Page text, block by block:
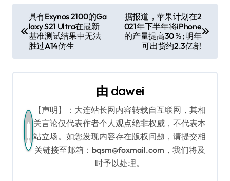
章
导
航
具有Exynos 2100的Ga
laxy S21 Ultra在最新
基准测试结果中无法
胜过A14仿生
据报道，苹果计划在2
021年下半年将iPhone
的产量提高30％; 明年
可出货约2.3亿部
由 dawei
【声明】：大连站长网内容转载自互联网，其相
关言论仅代表作者个人观点绝非权威，不代表本
站立场。如您发现内容存在版权问题，请提交相
关链接至邮箱：bqsm@foxmail.com，我们将及
时予以处理。